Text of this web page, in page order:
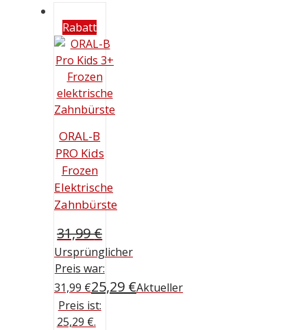
Rabatt
ORAL-B
PRO Kids
Frozen
Elektrische
Zahnbürste
31,99€
Ursprünglicher
Preis war:
31,99 €25,29 €Aktueller
Preis ist:
25,29 €.